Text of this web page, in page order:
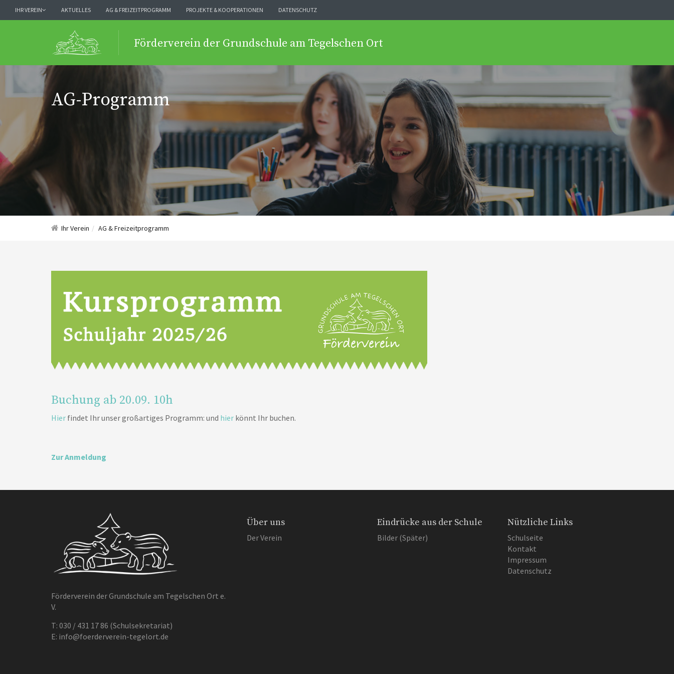
IHR VEREIN AKTUELLES AG & FREIZEITPROGRAMM PROJEKTE & KOOPERATIONEN DATENSCHUTZ
Förderverein der Grundschule am Tegelschen Ort
AG-Programm
Ihr Verein AG & Freizeitprogramm
Buchung ab 20.09. 10h
Hier findet Ihr unser großartiges Programm: und hier könnt Ihr buchen.
Zur Anmeldung
Förderverein der Grundschule am Tegelschen Ort e.
V.
T: 030 / 431 17 86 (Schulsekretariat)
E: info@foerderverein-tegelort.de
Über uns
Der Verein
Eindrücke aus der Schule
Bilder (Später)
Nützliche Links
Schulseite
Kontakt
Impressum
Datenschutz